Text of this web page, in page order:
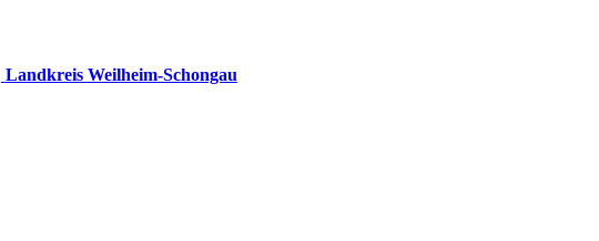
Landkreis Weilheim-Schongau